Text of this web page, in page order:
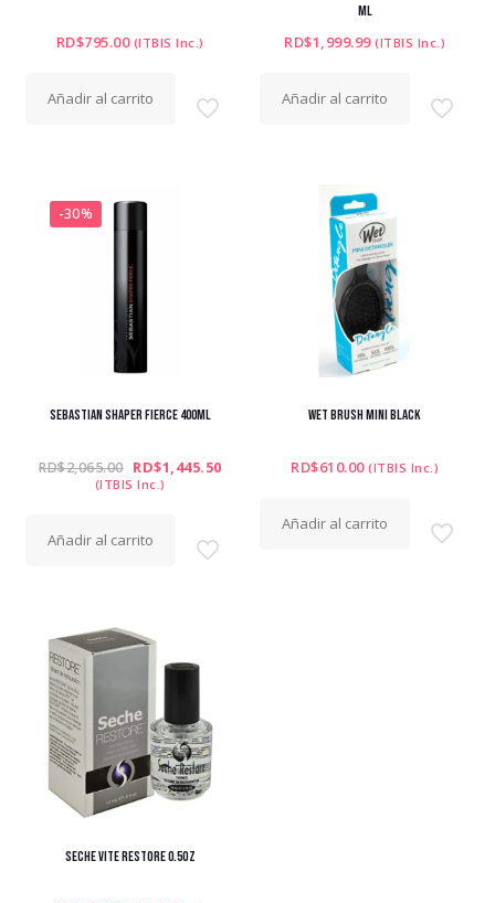
RD$795.00 (ITBIS Inc.)
Añadir al carrito
ML
RD$1,999.99 (ITBIS Inc.)
Añadir al carrito
-30%
SEBASTIAN SHAPER FIERCE 400ML
RD$2,065.00 El
precio
RD$2,065.00.
RD$1,445.50El
RD$1,445.50.
(ITBIS Inc.)
Añadir al carrito
WET BRUSH MINI BLACK
RD$610.00 (ITBIS Inc.)
Añadir al carrito
SECHE VITE RESTORE 0.5OZ